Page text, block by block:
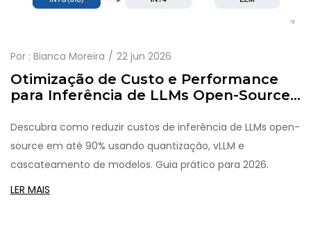
Por : Bianca Moreira 22 jun 2026
Otimização de Custo e Performance
para Inferência de LLMs Open-Source:
Descubra como reduzir custos de inferência de LLMs open-
source em até 90% usando quantização, vLLM e
cascateamento de modelos. Guia prático para 2026.
LER MAIS